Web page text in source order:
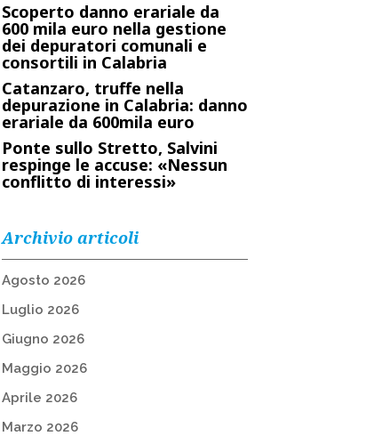
Scoperto danno erariale da
600 mila euro nella gestione
dei depuratori comunali e
consortili in Calabria
Catanzaro, truffe nella
depurazione in Calabria: danno
erariale da 600mila euro
Ponte sullo Stretto, Salvini
respinge le accuse: «Nessun
conflitto di interessi»
Archivio articoli
Agosto 2026
Luglio 2026
Giugno 2026
Maggio 2026
Aprile 2026
Marzo 2026